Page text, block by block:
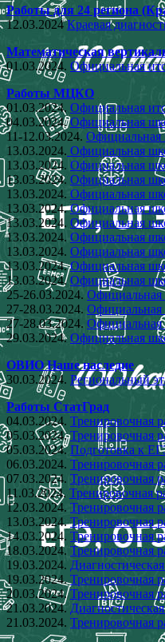
Работы для 24 региона
12.03.2024Краевая
Математическая
01.03.2024. Официальная
Работы МЦКО
01.03.2024. Официальная
04.03.2024.Официальная
11-12.03.2024. Официальная
13.03.2024. Официальная
13.03.2024. Официальная
13.03.2024.Официальная
13.03.2024. Официальная
13.03.2024.Официальная
13.03.2024. Официальная
13.03.2024. Официальная
13.03.2024. Официальная
13.03.2024.Официальная
13.03.2024.Официальная
25-26.03.2024. Официальная
27-28.03.2024. Официальная
27-28.03.2024. Официальная
29.03.2024.Официальная
ОВИО Наше наследие
30.03.2024. Региональный
Работы СтатГрад
04.03.2024. Тренировочная
05.03.2024.Тренировочная
05.03.2024.Подготовка к
06.03.2024. Тренировочная
07.03.2024. Тренировочная
11.03.2024.Тренировочная
12.03.2024. Тренировочная
13.03.2024.Тренировочная
14.03.2024. Тренировочная
18.03.2024. Тренировочная
19.03.2024.
19.03.2024.Тренировочная
20.03.2024.Тренировочная
21.03.2024.
21.03.2024. Тренировочная